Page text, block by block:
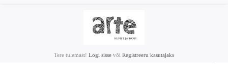
Tere tulemast! Logi sisse või Registreeru kasutajaks